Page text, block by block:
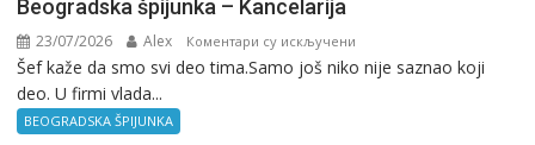
Beogradska špijunka – Kancelarija
23/07/2026 Alex Коментари су искључени
Beogradska
Šef kaže da smo svi deo tima.Samo još niko nije saznao koji
deo. U firmi vlada...
BEOGRADSKA ŠPIJUNKA